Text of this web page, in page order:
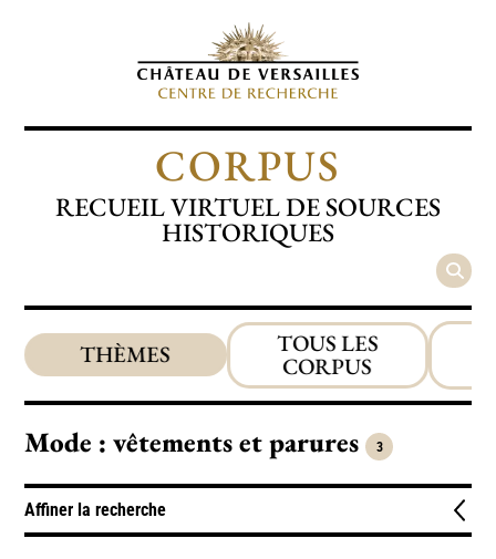
CORPUS
RECUEIL VIRTUEL DE SOURCES
HISTORIQUES
THÈMES
TOUS LES
CORPUS
Mode : vêtements et parures 3
Affiner la recherche